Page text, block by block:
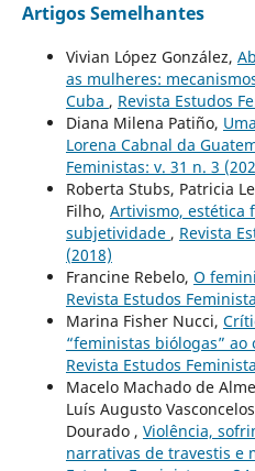
Artigos Semelhantes
Vivian López González,
as mulheres:
Cuba , Revista Estudos
Diana Milena Patiño,
Lorena Cabnal da
Feministas: v. 31 n. 3
Roberta Stubs, Patricia
Filho, Artivismo, estética
subjetividade , Revista
(2018)
Francine Rebelo, O
Revista Estudos
Marina Fisher Nucci,
“feministas biólogas” ao
Revista Estudos
Macelo Machado de
Luís Augusto
Dourado , Violência,
narrativas de travestis e